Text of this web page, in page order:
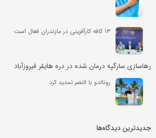
۱۳ کافه کارآفرینی در مازندران فعال است
رهاسازی سارگپه درمان‌ شده در دره‌ هایقر فیروزآباد
رونالدو با النصر تمدید کرد
جدیدترین دیدگاه‌‌ها